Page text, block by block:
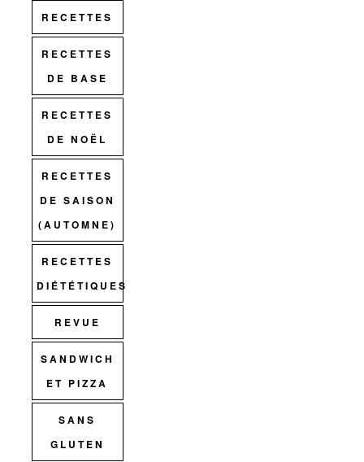
RECETTES
RECETTES
DE BASE
RECETTES
DE NOËL
RECETTES
DE SAISON
(AUTOMNE)
RECETTES
DIÉTÉTIQUES
REVUE
SANDWICH
ET PIZZA
SANS
GLUTEN